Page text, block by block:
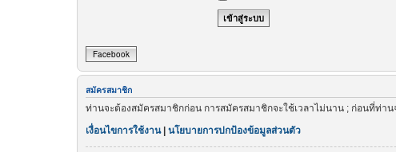
Facebook
สมัครสมาชิก
ท่านจะต้องสมัครสมาชิกก่อน การสมัครสมาชิกจะใช้เวลาไม่นาน ; ก่อนที่ท่า
เงื่อนไขการใช้งาน| นโยบายการปกป้องข้อมูลส่วนตัว